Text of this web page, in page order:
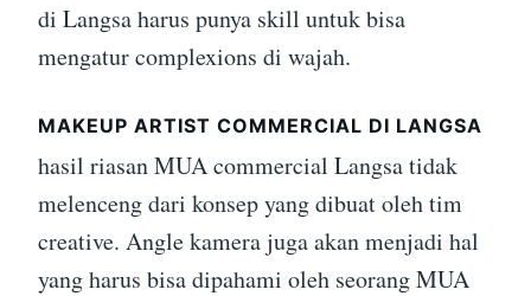
di Langsa harus punya skill untuk bisa
mengatur complexions di wajah.
MAKEUP ARTIST COMMERCIAL DI LANGSA
hasil riasan MUA commercial Langsa tidak
melenceng dari konsep yang dibuat oleh tim
creative. Angle kamera juga akan menjadi hal
yang harus bisa dipahami oleh seorang MUA